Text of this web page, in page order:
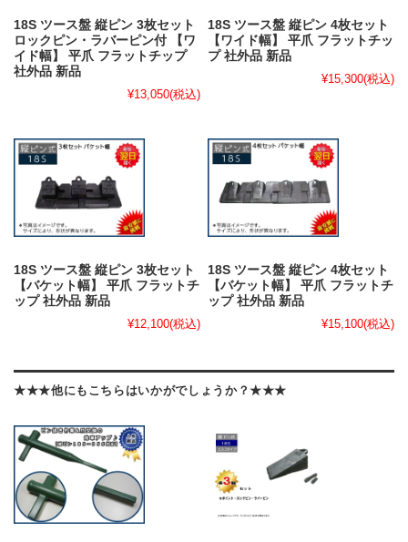
18S ツース盤 縦ピン 3枚セット
ロックピン・ラバーピン付 【ワ
イド幅】 平爪 フラットチップ
社外品 新品
¥13,050(税込)
18S ツース盤 縦ピン 4枚セット
【ワイド幅】 平爪 フラットチッ
プ 社外品 新品
¥15,300(税込)
18S ツース盤 縦ピン 3枚セット
【バケット幅】 平爪 フラットチ
ップ 社外品 新品
¥12,100(税込)
18S ツース盤 縦ピン 4枚セット
【バケット幅】 平爪 フラットチ
ップ 社外品 新品
¥15,100(税込)
★★★他にもこちらはいかがでしょうか？★★★